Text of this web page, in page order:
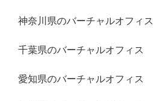
神奈川県のバーチャルオフィス
千葉県のバーチャルオフィス
愛知県のバーチャルオフィス